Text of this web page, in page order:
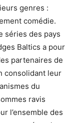
genres :
comédie.
séries des pays
Baltics a pour
partenaires de
consolidant leur
du
ravis
l’ensemble des